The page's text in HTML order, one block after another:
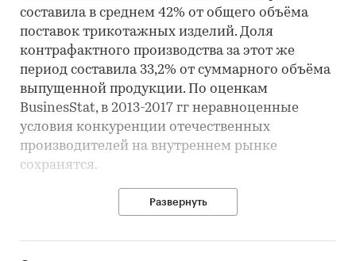
составила в среднем 42% от общего объёма
поставок трикотажных изделий. Доля
контрафактного производства за этот же
период составила 33,2% от суммарного объёма
выпущенной продукции. По оценкам
BusinesStat, в 2013-2017 гг неравноценные
условия конкуренции отечественных
производителей на внутреннем рынке
сохранятся.
изделий с 2008 по 2012 гг уменьшилось на 5,5%:
Развернуть